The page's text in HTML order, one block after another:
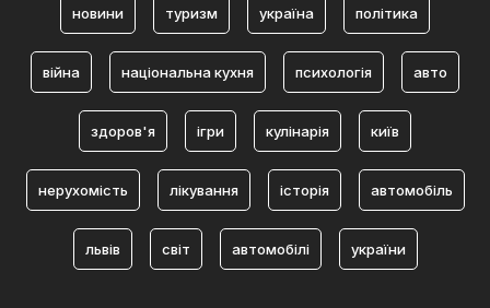
новини туризм україна політика
війна національна кухня психологія авто
здоров'я ігри кулінарія київ
нерухомість лікування історія автомобіль
львів світ автомобілі україни